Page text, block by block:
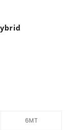
6MT